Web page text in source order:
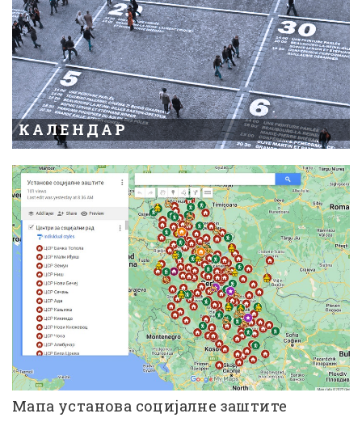
КАЛЕНДАР
Мапа установа социјалне заштите